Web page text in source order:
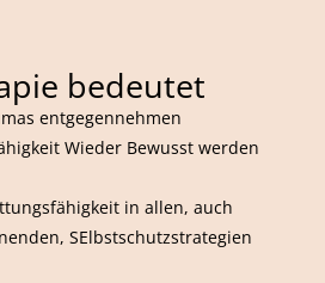
bedeutet
entgegennehmen
Wieder Bewusst werden
in allen, auch
SElbstschutzstrategien